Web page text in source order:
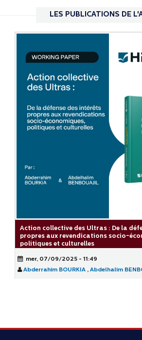
LES PUBLICATIONS DE
Action collective des Ultras : De la
propres aux revendications socio-
politiques et culturelles
mer, 07/09/2025 - 11:49
Abderrahim BOURKIA , Abdelhalim